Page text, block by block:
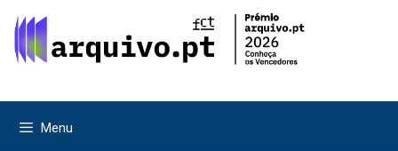
para
para
Menu